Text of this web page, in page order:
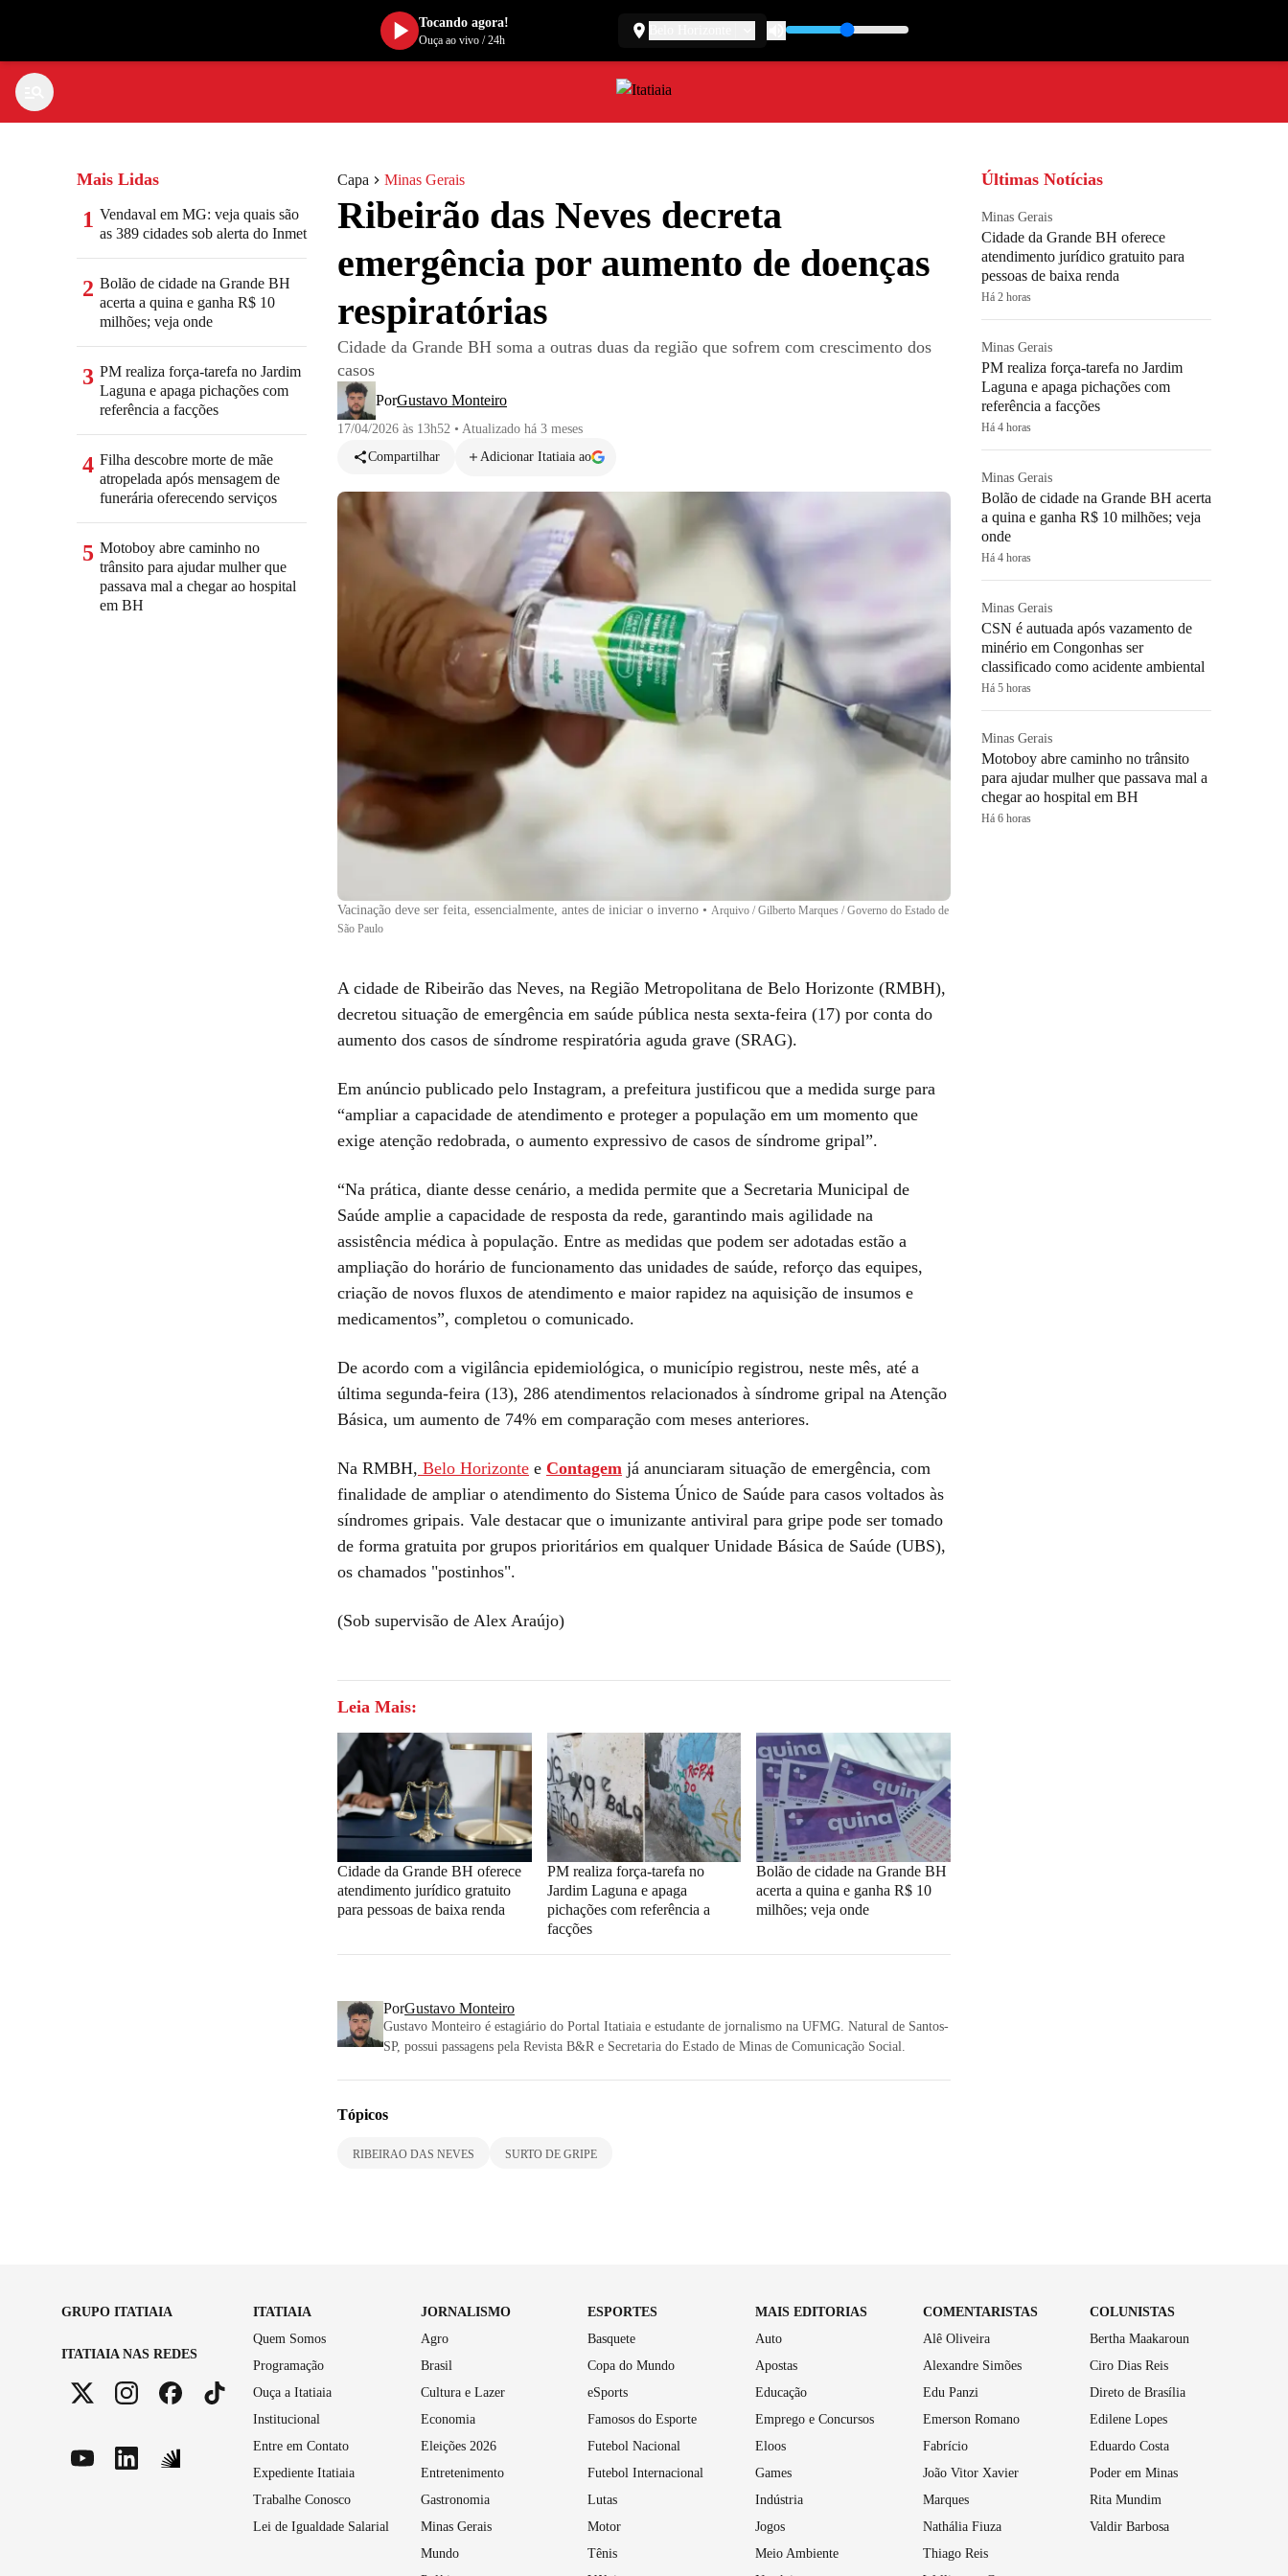
Capa Minas Gerais
Ribeirão das Neves decreta
emergência por aumento de doenças
respiratórias
Cidade da Grande BH soma a outras duas da região que sofrem com crescimento dos
casos
PorGustavo Monteiro
17/04/2026 às 13h52 • Atualizado há 3 meses
Compartilhar
Adicionar Itatiaia ao
Vacinação deve ser feita, essencialmente, antes de iniciar o inverno • Arquivo / Gilberto Marques / Governo do Estado de
São Paulo
A cidade de Ribeirão das Neves, na Região Metropolitana de Belo Horizonte (RMBH),
decretou situação de emergência em saúde pública nesta sexta-feira (17) por conta do
aumento dos casos de síndrome respiratória aguda grave (SRAG).
Em anúncio publicado pelo Instagram, a prefeitura justificou que a medida surge para
“ampliar a capacidade de atendimento e proteger a população em um momento que
exige atenção redobrada, o aumento expressivo de casos de síndrome gripal”.
“Na prática, diante desse cenário, a medida permite que a Secretaria Municipal de
Saúde amplie a capacidade de resposta da rede, garantindo mais agilidade na
assistência médica à população. Entre as medidas que podem ser adotadas estão a
ampliação do horário de funcionamento das unidades de saúde, reforço das equipes,
criação de novos fluxos de atendimento e maior rapidez na aquisição de insumos e
medicamentos”, completou o comunicado.
De acordo com a vigilância epidemiológica, o município registrou, neste mês, até a
última segunda-feira (13), 286 atendimentos relacionados à síndrome gripal na Atenção
Básica, um aumento de 74% em comparação com meses anteriores.
Na RMBH, Belo Horizonte e Contagem já anunciaram situação de emergência, com
finalidade de ampliar o atendimento do Sistema Único de Saúde para casos voltados às
síndromes gripais. Vale destacar que o imunizante antiviral para gripe pode ser tomado
de forma gratuita por grupos prioritários em qualquer Unidade Básica de Saúde (UBS),
os chamados "postinhos".
(Sob supervisão de Alex Araújo)
Leia Mais:
Cidade da Grande BH oferece
atendimento jurídico gratuito
para pessoas de baixa renda
PM realiza força-tarefa no
Jardim Laguna e apaga
pichações com referência a
facções
Bolão de cidade na Grande BH
acerta a quina e ganha R$ 10
milhões; veja onde
PorGustavo Monteiro
Gustavo Monteiro é estagiário do Portal Itatiaia e estudante de jornalismo na UFMG. Natural de Santos-
SP, possui passagens pela Revista B&R e Secretaria do Estado de Minas de Comunicação Social.
Tópicos
RIBEIRAO DAS NEVES SURTO DE GRIPE
Mais Lidas
1 Vendaval em MG: veja quais são
as 389 cidades sob alerta do Inmet
2 Bolão de cidade na Grande BH
acerta a quina e ganha R$ 10
milhões; veja onde
3 PM realiza força-tarefa no Jardim
Laguna e apaga pichações com
referência a facções
4 Filha descobre morte de mãe
atropelada após mensagem de
funerária oferecendo serviços
5 Motoboy abre caminho no
trânsito para ajudar mulher que
passava mal a chegar ao hospital
em BH
Últimas Notícias
Minas Gerais
Cidade da Grande BH oferece
atendimento jurídico gratuito para
pessoas de baixa renda
Há 2 horas
Minas Gerais
PM realiza força-tarefa no Jardim
Laguna e apaga pichações com
referência a facções
Há 4 horas
Minas Gerais
Bolão de cidade na Grande BH acerta
a quina e ganha R$ 10 milhões; veja
onde
Há 4 horas
Minas Gerais
CSN é autuada após vazamento de
minério em Congonhas ser
classificado como acidente ambiental
Há 5 horas
Minas Gerais
Motoboy abre caminho no trânsito
para ajudar mulher que passava mal a
chegar ao hospital em BH
Há 6 horas
GRUPO ITATIAIA
ITATIAIA NAS REDES
ITATIAIA
Quem Somos
Programação
Ouça a Itatiaia
Institucional
Entre em Contato
Expediente Itatiaia
Trabalhe Conosco
Lei de Igualdade Salarial
JORNALISMO
Agro
Brasil
Cultura e Lazer
Economia
Eleições 2026
Entretenimento
Gastronomia
Minas Gerais
Mundo
ESPORTES
Basquete
Copa do Mundo
eSports
Famosos do Esporte
Futebol Nacional
Futebol Internacional
Lutas
Motor
Tênis
MAIS EDITORIAS
Auto
Apostas
Educação
Emprego e Concursos
Eloos
Games
Indústria
Jogos
Meio Ambiente
COMENTARISTAS
Alê Oliveira
Alexandre Simões
Edu Panzi
Emerson Romano
Fabrício
João Vitor Xavier
Marques
Nathália Fiuza
Thiago Reis
COLUNISTAS
Bertha Maakaroun
Ciro Dias Reis
Direto de Brasília
Edilene Lopes
Eduardo Costa
Poder em Minas
Rita Mundim
Valdir Barbosa
Tocando agora!
Ouça ao vivo/24h